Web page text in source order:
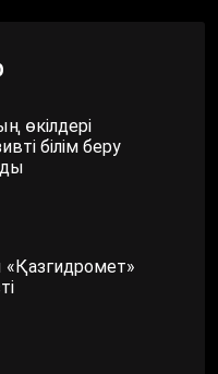
өкілдері
білім беру
«Қазгидромет»